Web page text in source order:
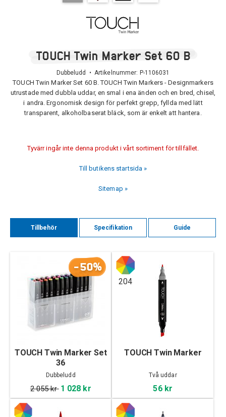
TOUCH Twin Marker Set 60 B
Dubbeludd • Artikelnummer: P-1106031
TOUCH Twin Marker Set 60 B. TOUCH Twin Markers - Designmarkers
utrustade med dubbla uddar, en smal i ena änden och en bred, chisel,
i andra. Ergonomisk design för perfekt grepp, fyllda med lätt
transparent, alkoholbaserat bläck, som är enkelt att hantera.
Tyvärr ingår inte denna produkt i vårt sortiment för tillfället.
Till butikens startsida »
Sitemap »
Tillbehör Specifikation Guide
-50%
TOUCH Twin Marker Set
36
Dubbeludd
2 055 kr 1 028 kr
204
TOUCH Twin Marker
Två uddar
56 kr